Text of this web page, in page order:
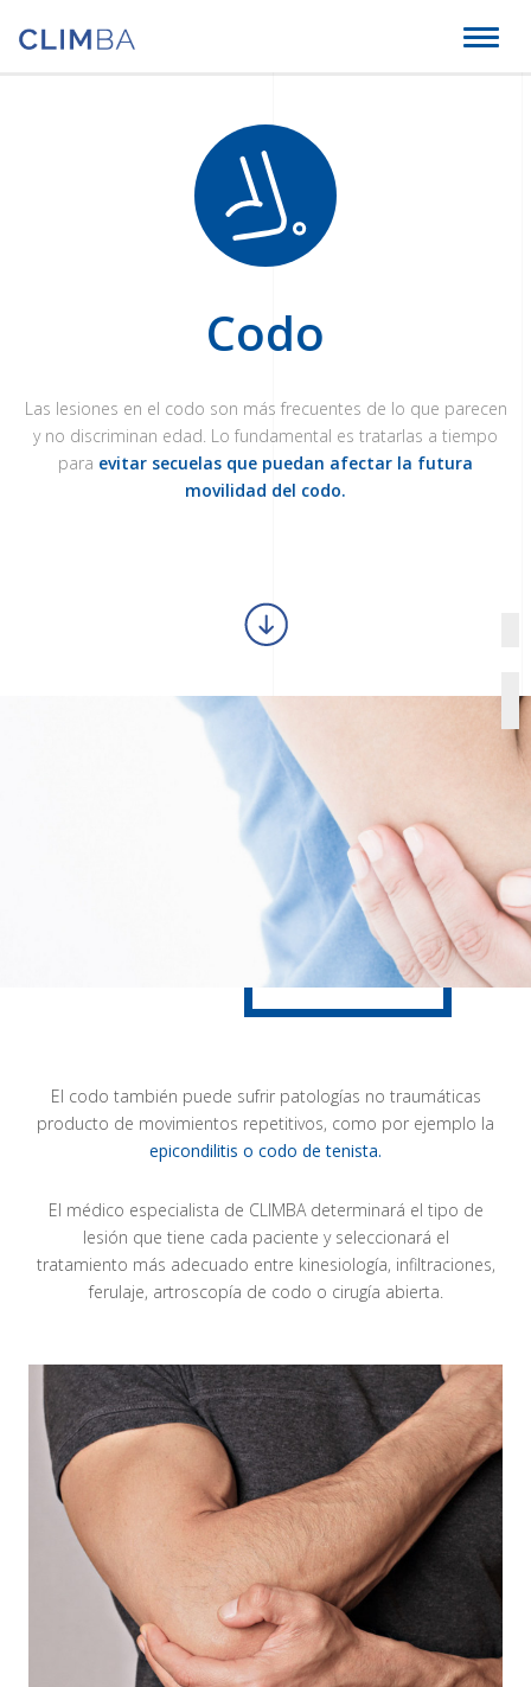
Climba
Codo
Las lesiones en el codo son más frecuentes de lo que parecen
y no discriminan edad. Lo fundamental es tratarlas a tiempo
para evitar secuelas que puedan afectar la futura
movilidad del codo.
El codo también puede sufrir patologías no traumáticas
producto de movimientos repetitivos, como por ejemplo la
epicondilitis o codo de tenista.
El médico especialista de CLIMBA determinará el tipo de
lesión que tiene cada paciente y seleccionará el
tratamiento más adecuado entre kinesiología, infiltraciones,
ferulaje, artroscopía de codo o cirugía abierta.